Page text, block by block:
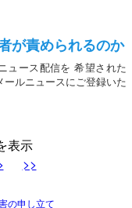
が責められるのか
ュース配信を 希望された
ルニュースにご登録いた
表示
>>
の申し立て